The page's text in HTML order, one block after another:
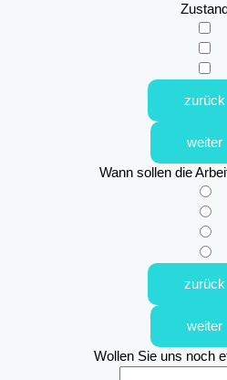
Zustand
zurück
weiter
Wann sollen die
zurück
weiter
Wollen Sie uns noch